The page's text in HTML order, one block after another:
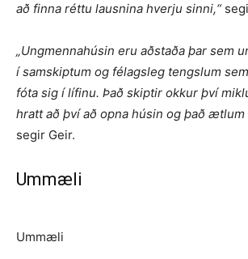
að finna réttu lausnina hverju sinni,“
„Ungmennahúsin eru aðstaða þar sem
í samskiptum og félagsleg tengslum
fóta sig í lífinu. Það skiptir okkur því
hratt að því að opna húsin og það ætlum
segir Geir.
Ummæli
Ummæli